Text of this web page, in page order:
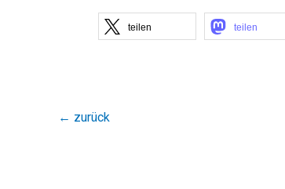
teilen teilen
← zurück